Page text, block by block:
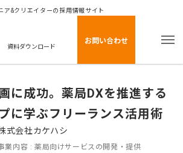
ア&クリエイターの採用情報サイト
資料ダウンロード
お問い合わせ
に成功。薬局DXを推進する
に学ぶフリーランス活用術
式会社カケハシ
業内容 : 薬局向けサービスの開発・提供